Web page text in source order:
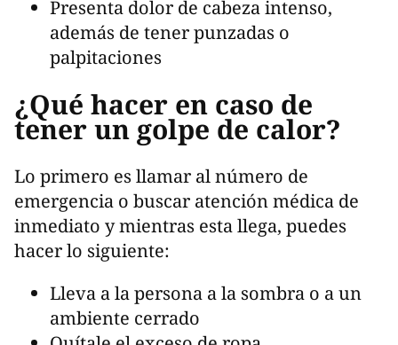
Presenta dolor de cabeza intenso,
además de tener punzadas o
palpitaciones
¿Qué hacer en caso de
tener un golpe de calor?
Lo primero es llamar al número de
emergencia o buscar atención médica de
inmediato y mientras esta llega, puedes
hacer lo siguiente:
Lleva a la persona a la sombra o a un
ambiente cerrado